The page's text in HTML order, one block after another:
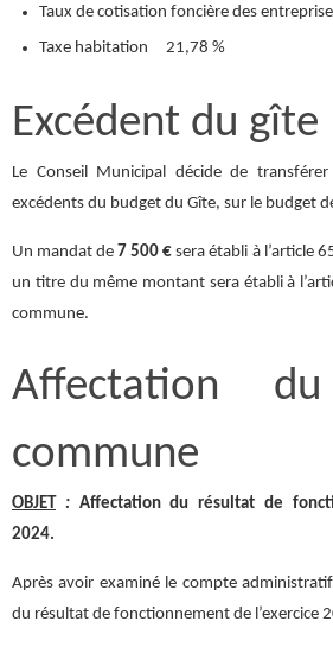
Taux de cotisation foncière des
Taxe habitation 21,78 %
Excédent du gîte
Le Conseil Municipal décide de transférer
excédents du budget du Gîte, sur le budget
Un mandat de 7 500 € sera établi à l’article
un titre du même montant sera établi à
commune.
Affectation
commune
OBJET : Affectation du résultat de
2024.
Après avoir examiné le compte
du résultat de fonctionnement de l’exercice